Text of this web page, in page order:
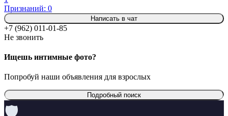
Признаний: 0
Написать в чат
+7 (962) 011-01-85
Не звонить
Ищешь интимные фото?
Попробуй наши объявления для взрослых
Подробный поиск